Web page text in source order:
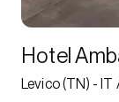
Hotel
Levico (TN) - IT